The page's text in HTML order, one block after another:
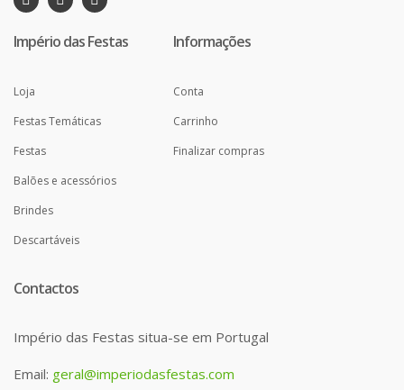
Império das Festas
Loja
Festas Temáticas
Festas
Balões e acessórios
Brindes
Descartáveis
Informações
Conta
Carrinho
Finalizar compras
Contactos
Império das Festas situa-se em Portugal
Email: geral@imperiodasfestas.com